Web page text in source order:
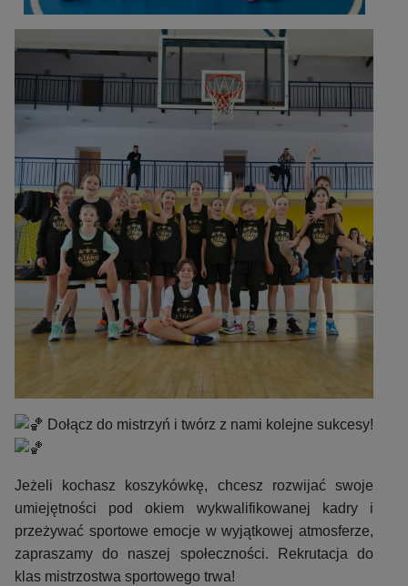
Dołącz do mistrzyń i twórz z nami kolejne sukcesy!
Jeżeli kochasz koszykówkę, chcesz rozwijać swoje
umiejętności pod okiem wykwalifikowanej kadry i
przeżywać sportowe emocje w wyjątkowej atmosferze,
zapraszamy do naszej społeczności. Rekrutacja do
klas mistrzostwa sportowego trwa!